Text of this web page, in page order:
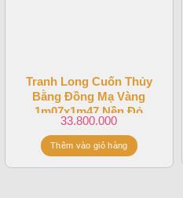
Tranh Long Cuốn Thủy
Bằng Đồng Mạ Vàng
1m07x1m47 Nền Đỏ
33.800.000
Thêm vào giỏ hàng